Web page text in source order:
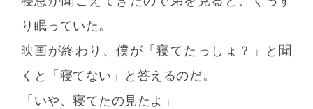
り眠っていた。
映画が終わり、僕が「寝てたっしょ？」と聞
くと「寝てない」と答えるのだ。
「いや、寝てたの見たよ」